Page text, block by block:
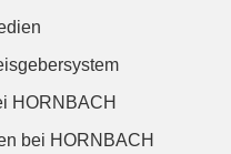
HORNBACH
bei HORNBACH